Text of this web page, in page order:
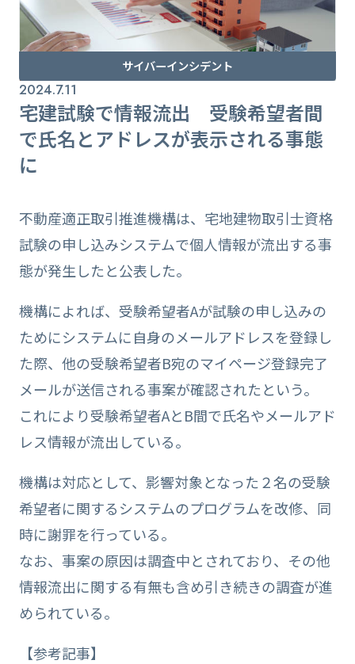
サイバーインシデント
2024.7.11
宅建試験で情報流出 受験希望者間
で氏名とアドレスが表示される事態
に
不動産適正取引推進機構は、宅地建物取引士資格
試験の申し込みシステムで個人情報が流出する事
態が発生したと公表した。
機構によれば、受験希望者Aが試験の申し込みの
ためにシステムに自身のメールアドレスを登録し
た際、他の受験希望者B宛のマイページ登録完了
メールが送信される事案が確認されたという。
これにより受験希望者AとB間で氏名やメールアド
レス情報が流出している。
機構は対応として、影響対象となった２名の受験
希望者に関するシステムのプログラムを改修、同
時に謝罪を行っている。
なお、事案の原因は調査中とされており、その他
情報流出に関する有無も含め引き続きの調査が進
められている。
【参考記事】